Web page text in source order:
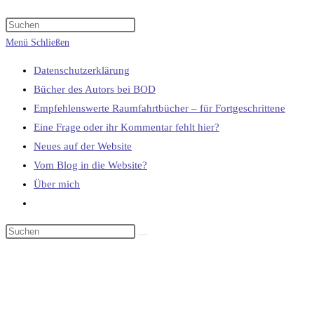
umschalten
Menü Schließen
Datenschutzerklärung
Bücher des Autors bei BOD
Empfehlenswerte Raumfahrtbücher – für Fortgeschrittene
Eine Frage oder ihr Kommentar fehlt hier?
Neues auf der Website
Vom Blog in die Website?
Über mich
umschalten